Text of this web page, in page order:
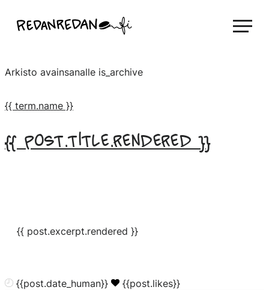
suoraan
Linda Saukko-Rauta, Redanredan Oy
piirrosvideoita
Arkisto avainsanalle is_archive
{{ term.name }}
{{ post.title.rendered }}
{{ post.excerpt.rendered }}
{{post.date_human}} {{post.likes}}